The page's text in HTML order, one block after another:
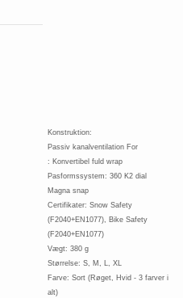
Konstruktion:
Passiv kanalventilation For
: Konvertibel fuld wrap
Pasformssystem: 360 K2 dial
Magna snap
Certifikater: Snow Safety
(F2040+EN1077), Bike Safety
(F2040+EN1077)
Vægt: 380 g
Størrelse: S, M, L, XL
Farve: Sort (Røget, Hvid - 3 farver i
alt)